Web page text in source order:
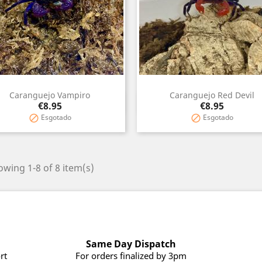
Caranguejo Vampiro
Price
€8.95
 Esgotado
Quick view
Caranguejo Red Devil
Price
€8.95
 Esgotado
Quick view
1-8 of 8 item(s)
Same Day Dispatch
For orders finalized by 3pm